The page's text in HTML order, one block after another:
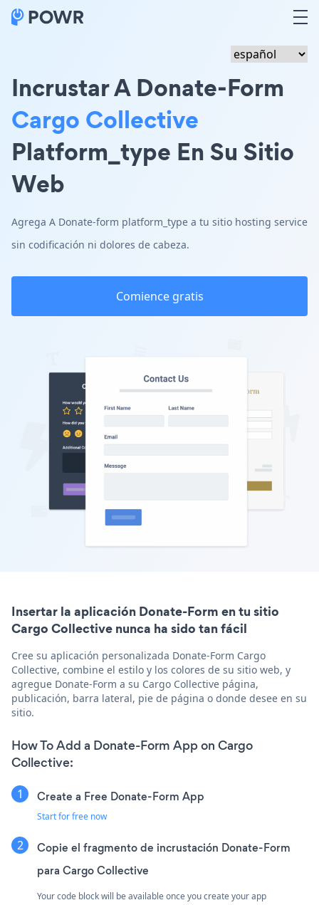
Incrustar A Donate-Form
Cargo Collective
Platform_type En Su Sitio
Web
Agrega A Donate-form platform_type a tu sitio hosting service
sin codificación ni dolores de cabeza.
Comience gratis
Insertar la aplicación Donate-Form en tu sitio
Cargo Collective nunca ha sido tan fácil
Cree su aplicación personalizada Donate-Form Cargo
Collective, combine el estilo y los colores de su sitio web, y
agregue Donate-Form a su Cargo Collective página,
publicación, barra lateral, pie de página o donde desee en su
sitio.
How To Add a Donate-Form App on Cargo
Collective:
Create a Free Donate-Form App
Start for free now
Copie el fragmento de incrustación Donate-Form
para Cargo Collective
Your code block will be available once you create your app